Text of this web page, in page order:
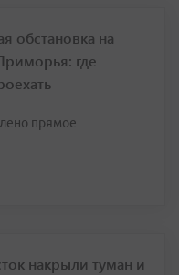
обстановка на
где
прямое
накрыли туман и